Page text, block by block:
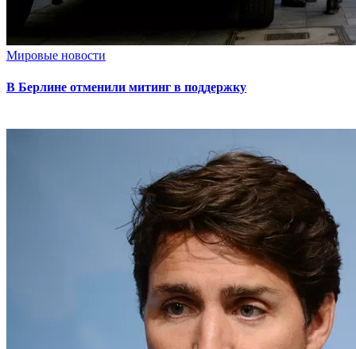
Мировые новости
В Берлине отменили митинг в поддержку